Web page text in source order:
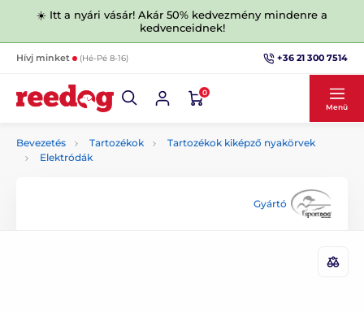
☀️ Itt a nyári vásár! Akár 50% kedvezmény mindenre a
kedvenceidnek!
Hívj minket (Hé-Pé 8-16) +36 21 300 7514
0
Menü
Bevezetés Tartozékok
Tartozékok kiképző nyakörvek
Elektródák
Gyártó